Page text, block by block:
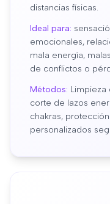
distancias físicas.
Ideal para:
emocionales,
mala energía,
de conflictos o
Métodos: Limpieza
corte de lazos
chakras,
personalizados